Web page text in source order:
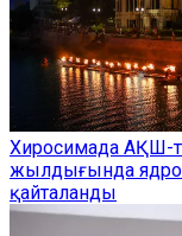
Хиросимада АҚШ-
жылдығында
қайталанды